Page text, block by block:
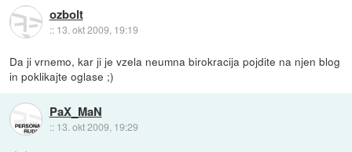
ozbolt
:: 13. okt 2009, 19:19
Da ji vrnemo, kar ji je vzela neumna birokracija pojdite na njen blog
in poklikajte oglase ;)
PaX_MaN
:: 13. okt 2009, 19:29